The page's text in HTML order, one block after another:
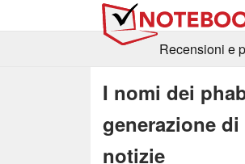
Recensioni e
I nomi dei
generazione
notizie